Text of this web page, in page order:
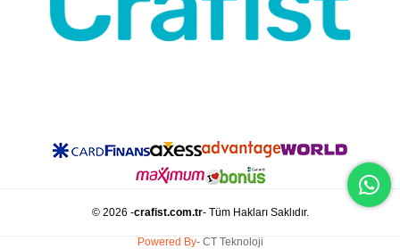
© 2026 -crafist.com.tr- Tüm Hakları Saklıdır.
Powered By- CT Teknoloji